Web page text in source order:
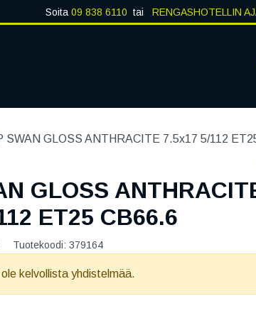
Soita 09 838 6110 tai RENGASHOTELLIN
SWAN GLOSS ANTHRACITE 7.5x17 5/112
GLOSS
ET25 CB66.6
Tuotekoodi: 379164
kelvollista yhdistelmää.